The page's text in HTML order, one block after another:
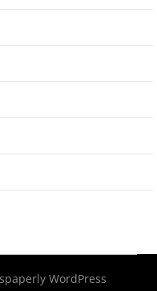
WordPress